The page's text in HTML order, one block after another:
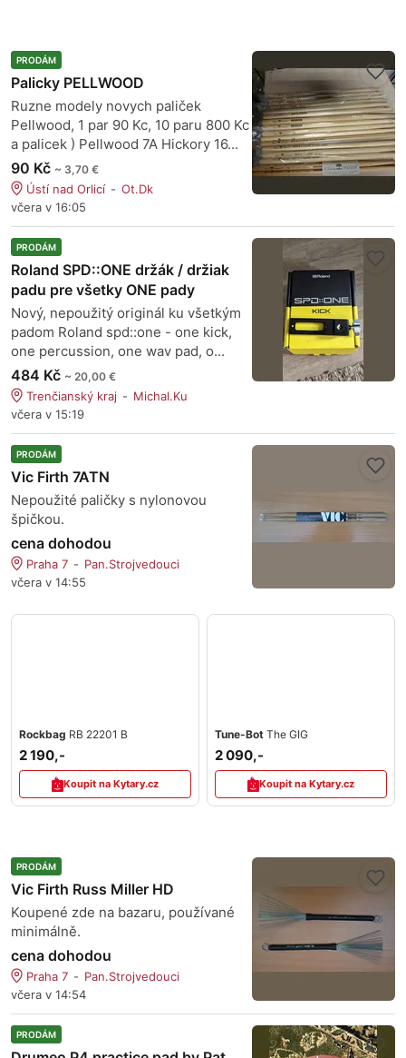
PRODÁM
Palicky PELLWOOD
Ruzne modely novych paliček
Pellwood, 1 par 90 Kc, 10 paru 800 Kc
a palicek ) Pellwood 7A Hickory 16...
90 Kč ~ 3,70 €
Ústí nad Orlicí
Ot.Dk
včera v 16:05
PRODÁM
Roland SPD::ONE držák / držiak
padu pre všetky ONE pady
Nový, nepoužitý originál ku všetkým
padom Roland spd::one - one kick,
one percussion, one wav pad, o...
484 Kč ~ 20,00 €
Trenčianský kraj
Michal.Ku
včera v 15:19
PRODÁM
Vic Firth 7ATN
Nepoužité paličky s nylonovou
špičkou.
cena dohodou
Praha 7
Pan.Strojvedouci
včera v 14:55
Rockbag RB 22201 B
2 190,-
Koupit na Kytary.cz
Tune-Bot The GIG
2 090,-
Koupit na Kytary.cz
PRODÁM
Vic Firth Russ Miller HD
Koupené zde na bazaru, používané
minimálně.
cena dohodou
Praha 7
Pan.Strojvedouci
včera v 14:54
PRODÁM